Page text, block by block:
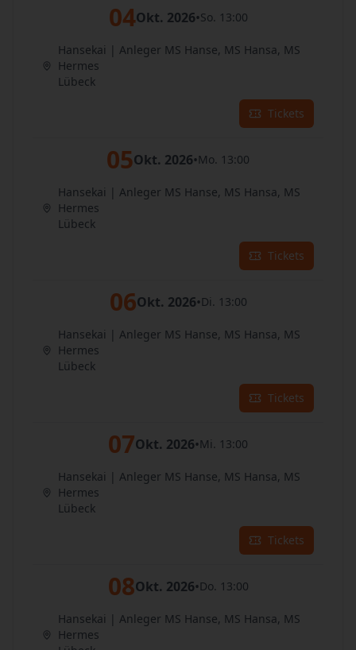
04Okt. 2026•So. 13:00
Hansekai | Anleger MS Hanse, MS Hansa, MS
Hermes
Lübeck
Tickets
05Okt. 2026•Mo. 13:00
Hansekai | Anleger MS Hanse, MS Hansa, MS
Hermes
Lübeck
Tickets
06Okt. 2026•Di. 13:00
Hansekai | Anleger MS Hanse, MS Hansa, MS
Hermes
Lübeck
Tickets
07Okt. 2026•Mi. 13:00
Hansekai | Anleger MS Hanse, MS Hansa, MS
Hermes
Lübeck
Tickets
08Okt. 2026•Do. 13:00
Hansekai | Anleger MS Hanse, MS Hansa, MS
Hermes